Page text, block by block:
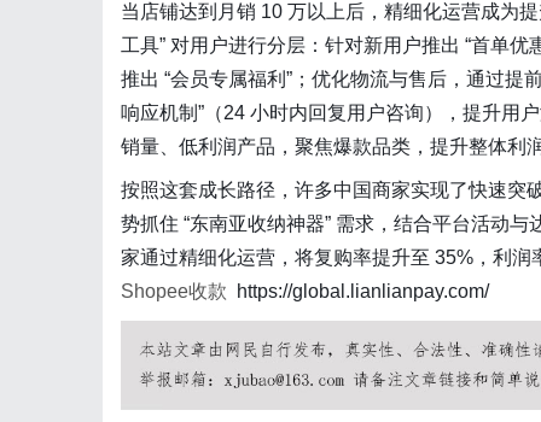
当店铺达到月销 10 万以上后，精细化运营成为
工具” 对用户进行分层：针对新用户推出 “首单
推出 “会员专属福利”；优化物流与售后，通过提
响应机制”（24 小时内回复用户咨询），提升用
销量、低利润产品，聚焦爆款品类，提升整体利
按照这套成长路径，许多中国商家实现了快速突
势抓住 “东南亚收纳神器” 需求，结合平台活动
家通过精细化运营，将复购率提升至 35%，利润
Shopee收款
https://global.lianlianpay.com/